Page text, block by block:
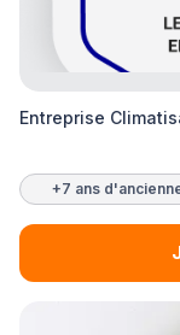
Entreprise
+7 ans